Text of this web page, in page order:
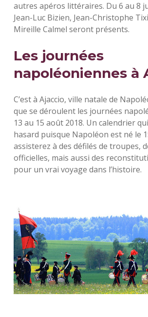
autres apéros littéraires. Du 6 au 8
Jean-Luc Bizien, Jean-Christophe
Mireille Calmel seront présents.
Les journées
napoléoniennes à
C’est à Ajaccio, ville natale de
que se déroulent les journées
13 au 15 août 2018. Un calendrier
hasard puisque Napoléon est né le
assisterez à des défilés de troupes,
officielles, mais aussi des
pour un vrai voyage dans l’histoire.